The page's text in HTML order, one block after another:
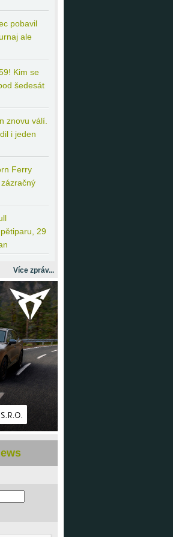
pobavil
ale
Kim se
šedesát
znovu válí.
i jeden
Ferry
29
Více zpráv...